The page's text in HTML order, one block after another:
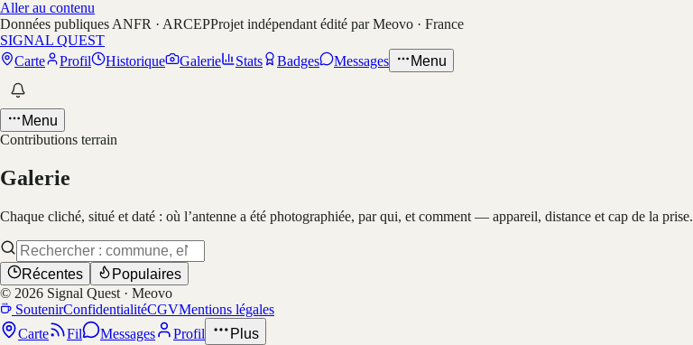
Aller au contenu
Données publiques ANFR · ARCEPProjet indépendant édité par Meovo · France
SIGNAL QUEST
Carte
Profil Historique Galerie Stats Badges Messages Menu
Menu
Contributions terrain
Galerie
Chaque cliché, situé et daté : où l’antenne a été photographiée, par qui, et comment — appareil, distance et cap de la prise.
Récentes
Populaires
© 2026 Signal Quest · Meovo
SoutenirConfidentialitéCGVMentions légales
Carte
Fil Messages Profil Plus